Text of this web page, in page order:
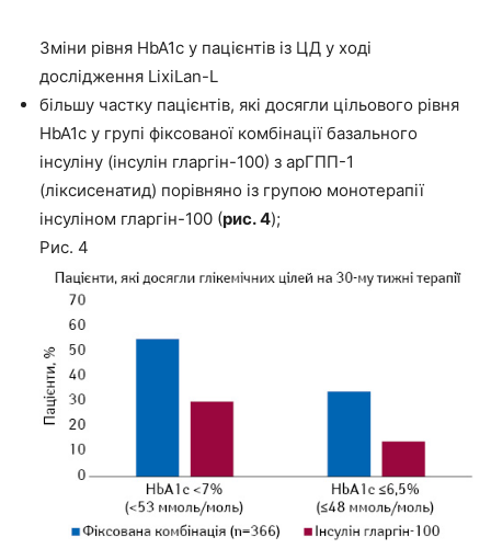
Зміни рівня HbA1c у пацієнтів із ЦД у ході
дослідження LixiLan-L
більшу частку пацієнтів, які досягли цільового рівня
HbA1c у групі фіксованої комбінації базального
інсуліну (інсулін гларгін-100) з арГПП-1
(ліксисенатид) порівняно із групою монотерапії
інсуліном гларгін-100 (рис. 4);
Рис. 4